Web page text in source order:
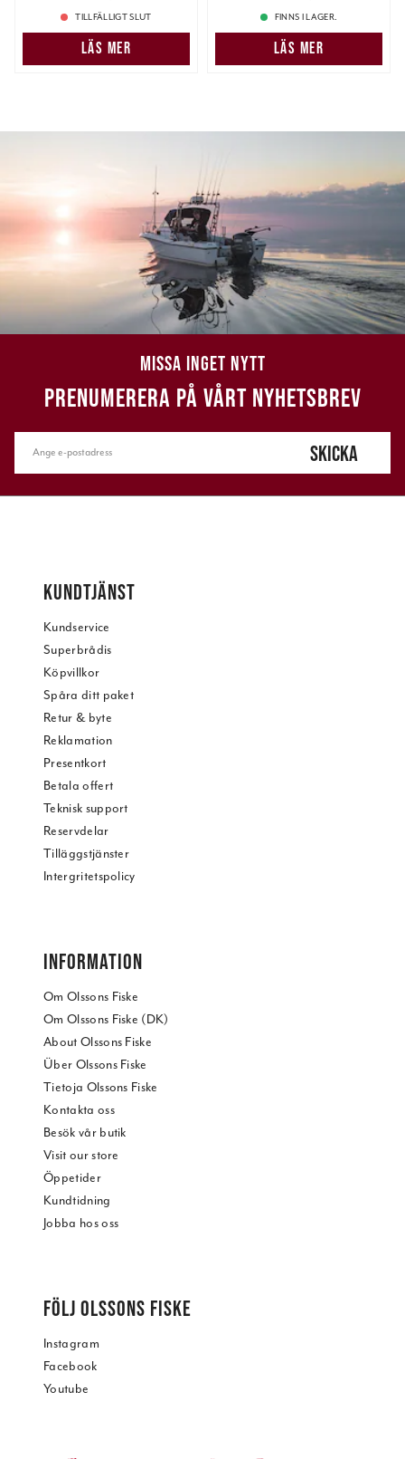
TILLFÄLLIGT SLUT
LÄS MER
FINNS I LAGER.
LÄS MER
MISSA INGET NYTT
PRENUMERERA PÅ VÅRT NYHETSBREV
SKICKA
KUNDTJÄNST
Kundservice
Superbrådis
Köpvillkor
Spåra ditt paket
Retur & byte
Reklamation
Presentkort
Betala offert
Teknisk support
Reservdelar
Tilläggstjänster
Intergritetspolicy
INFORMATION
Om Olssons Fiske
Om Olssons Fiske (DK)
About Olssons Fiske
Über Olssons Fiske
Tietoja Olssons Fiske
Kontakta oss
Besök vår butik
Visit our store
Öppetider
Kundtidning
Jobba hos oss
FÖLJ OLSSONS FISKE
Instagram
Facebook
Youtube